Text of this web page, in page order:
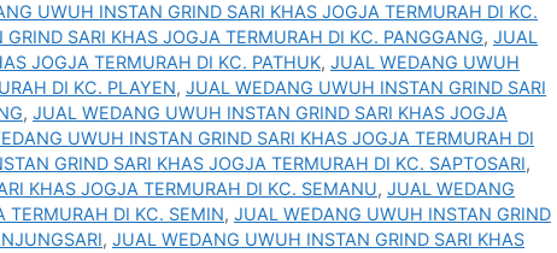
UWUH INSTAN GRIND SARI KHAS JOGJA TERMURAH DI KC.
SARI KHAS JOGJA TERMURAH DI KC. PANGGANG, JUAL
JOGJA TERMURAH DI KC. PATHUK, JUAL WEDANG UWUH
DI KC. PLAYEN, JUAL WEDANG UWUH INSTAN GRIND SARI
, JUAL WEDANG UWUH INSTAN GRIND SARI KHAS JOGJA
UWUH INSTAN GRIND SARI KHAS JOGJA TERMURAH DI
GRIND SARI KHAS JOGJA TERMURAH DI KC. SAPTOSARI,
KHAS JOGJA TERMURAH DI KC. SEMANU, JUAL WEDANG
TERMURAH DI KC. SEMIN, JUAL WEDANG UWUH INSTAN GRIND
, JUAL WEDANG UWUH INSTAN GRIND SARI KHAS